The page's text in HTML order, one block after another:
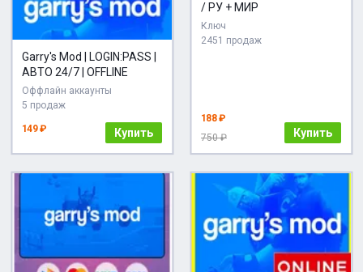
Garry's Mod | LOGIN:PASS |
АВТО 24/7 | OFFLINE
Оффлайн аккаунты
5 продаж
149 ₽ Купить
/ РУ + МИР
Ключ
2451 продаж
188 ₽
750 ₽
Купить